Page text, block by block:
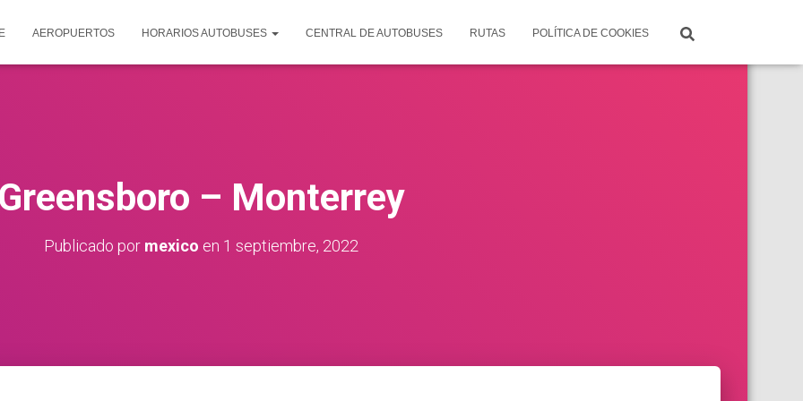
AEROPUERTOS HORARIOS AUTOBUSES CENTRAL DE AUTOBUSES RUTAS POLÍTICA DE COOKIES
– Monterrey
Publicado por mexico en 1 septiembre, 2022